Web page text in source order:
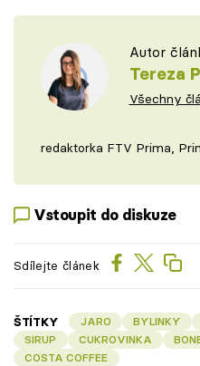
Autor
Tereza
Všechny
redaktorka FTV Prima,
Vstoupit do diskuze
Sdílejte článek
ŠTÍTKY JARO BYLINKY
SIRUP
CUKROVINKA
COSTA COFFEE